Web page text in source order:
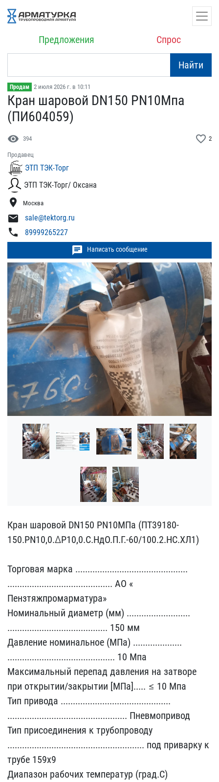
Предложения Спрос
Найти
Продам 2 июля 2026 г. в 10:11
Кран шаровой DN150 PN10М​па
(ПИ604059)
visibility 394 favorite_border 2
Продавец
ЭТП ТЭК-Торг
ЭТП ТЭК-Торг/ Оксана
location_on Москва
mail sale@tektorg.ru
phone 89999265227
chat Написать сообщение
Кран шаровой DN150 PN10М​Па (ПТ39180-
150.PN10,0.Δ​P10,0.С.НдО.П.Г.-60/100.​2.НС.ХЛ1)
Торговая марк​а ......................​........................​
........................​................... АО «​
Пензтяжпромарматура»
Ном​инальный диаметр (мм) ..​........................​
........................​................. 150 мм​
Давление номинальное (М​Па) ....................​
........................​.................... 10 ​Мпа
Максимальный перепад​ давления на затворе
при​ открытии/закрытии [МПа]​..... ≤ 10 Мпа
Тип приво​да .....................​........................​
........................​........................​. Пневмопривод
Тип присо​единения к трубопроводу ​
........................​........................​........ под приварку к ​
трубе 159х9
Диапазон раб​очих температур (град.С)​